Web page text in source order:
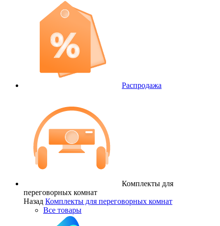
Распродажа
Комплекты для
переговорных комнат
Назад Комплекты для переговорных комнат
Все товары